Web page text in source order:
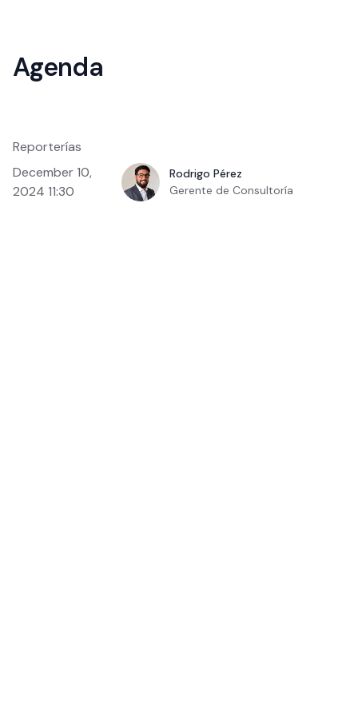
Agenda
Reporterías
December 10,
2024 11:30
Rodrigo Pérez
Gerente de Consultoría